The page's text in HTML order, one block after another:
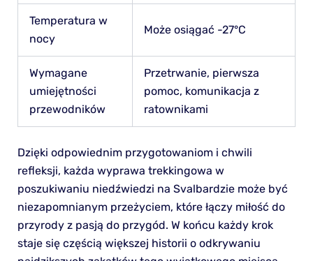
Temperatura w
nocy
Może osiągać -27°C
Wymagane
umiejętności
przewodników
Przetrwanie, pierwsza
pomoc, komunikacja z
ratownikami
Dzięki odpowiednim przygotowaniom i chwili
refleksji, każda wyprawa trekkingowa w
poszukiwaniu niedźwiedzi na Svalbardzie może być
niezapomnianym przeżyciem, które łączy miłość do
przyrody z pasją do przygód. W końcu każdy krok
staje się częścią większej historii o odkrywaniu